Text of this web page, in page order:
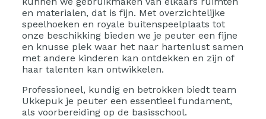
en materialen, dat is fijn. Met overzichtelijke
speelhoeken en royale buitenspeelplaats tot
onze beschikking bieden we je peuter een fijne
en knusse plek waar het naar hartenlust samen
met andere kinderen kan ontdekken en zijn of
haar talenten kan ontwikkelen.
Professioneel, kundig en betrokken biedt team
Ukkepuk je peuter een essentieel fundament,
als voorbereiding op de basisschool.